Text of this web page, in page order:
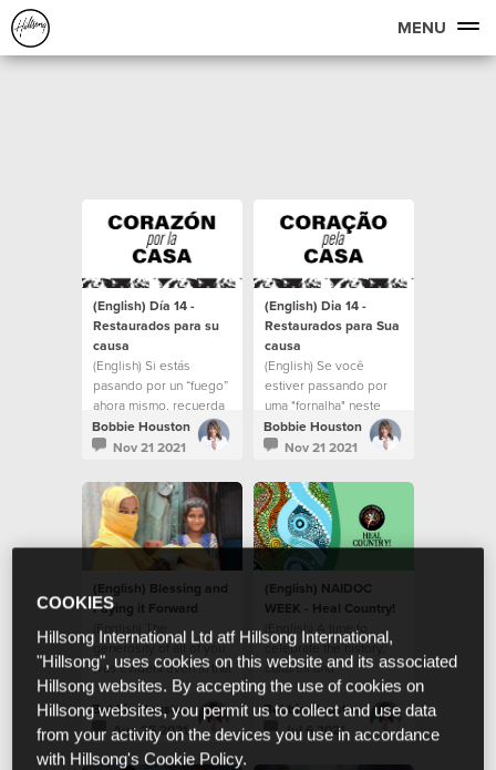
MENU
(English) Día 14 -
Restaurados para su
causa
(English) Si estás
pasando por un “fuego”
ahora mismo, recuerda
que Cristo está en el
fuego contigo.
Bobbie Houston
Nov 21 2021
(English) Dia 14 -
Restaurados para Sua
causa
(English) Se você
estiver passando por
uma "fornalha" neste
momento, lembre-se de
que Cristo está com
Bobbie Houston
Nov 21 2021
(English) Blessing and
Paying it Forward
(English) The
generosity of all of you
was evident even in that
moment.
Bobbie Houston
Aug 25 2021
(English) NAIDOC
WEEK - Heal Country!
(English) A time to
celebrate the history,
cultures and
achievements of
Aboriginal and Torres
Strait Islander people.
Bobbie Houston
Jul 6 2021
COOKIES
Hillsong International Ltd atf Hillsong International,
"Hillsong", uses cookies on this website and its associated
Hillsong websites. By accepting the use of cookies on
Hillsong websites, you permit us to collect and use data
from your activity on the devices you use in accordance
with Hillsong's Cookie Policy.